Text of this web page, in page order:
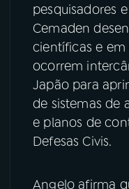
pesquisadores
Cemaden
científicas e em
ocorrem
Japão para
de sistemas de
e planos de
Defesas Civis.
Angelo afirma